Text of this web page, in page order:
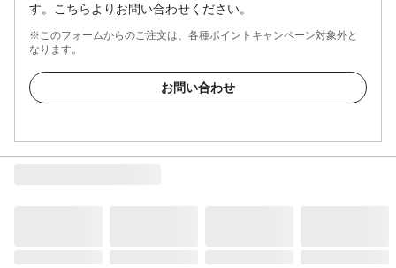
す。こちらよりお問い合わせください。
※このフォームからのご注文は、各種ポイントキャンペーン対象外と
なります。
お問い合わせ